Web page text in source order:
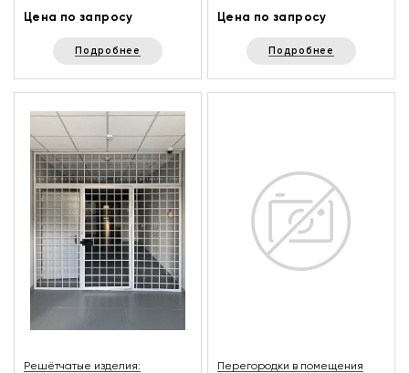
Цена по запросу
Подробнее
Цена по запросу
Подробнее
Решётчатые изделия:
Перегородки в помещения